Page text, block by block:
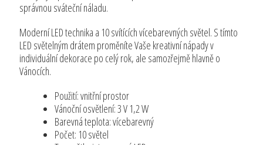
správnou sváteční náladu.
Moderní LED technika a 10 svítících vícebarevných světel. S tímto
LED světelným drátem proměníte Vaše kreativní nápady v
individuální dekorace po celý rok, ale samozřejmě hlavně o
Vánocích.
Použití: vnitřní prostor
Vánoční osvětlení: 3 V 1,2 W
Barevná teplota: vícebarevný
Počet: 10 světel